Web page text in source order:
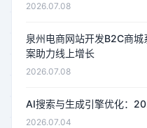
2026.07.08
泉州电商网站开发B2C商
案助力线上增长
2026.07.08
AI搜索与生成引擎优化：
2026.07.04